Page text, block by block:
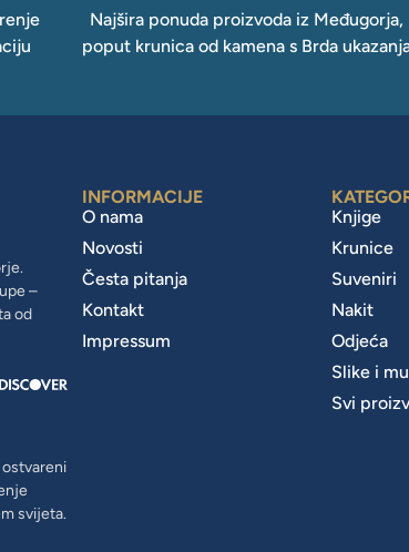
Najšira ponuda proizvoda iz Međugorja,
poput krunica od kamena s Brda
–
od
ostvareni
svijeta.
INFORMACIJE
O nama
Novosti
Česta pitanja
Kontakt
Impressum
Knjige
Krunice
Suveniri
Nakit
Odjeća
Slike i
Svi